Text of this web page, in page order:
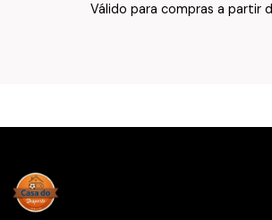
Válido para compras a partir
Texto do Verso do Cartão de